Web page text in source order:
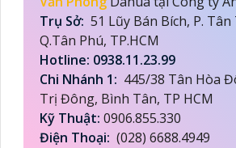
Trụ Sở: 51 Lũy Bán Bích, P.
Q.Tân Phú, TP.HCM
Hotline: 0938.11.23.99
Chi Nhánh 1: 445/38 Tân Hòa
Trị Đông, Bình Tân, TP HCM
Kỹ Thuật: 0906.855.330
Điện Thoại: (028) 6688.4949